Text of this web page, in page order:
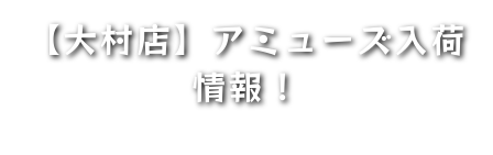
【大村店】アミューズ入荷
情報！